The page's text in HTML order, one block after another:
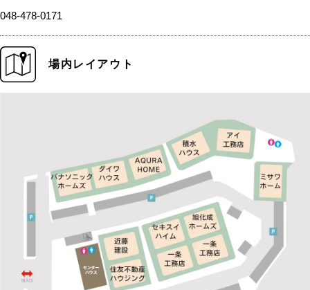
048-478-0171
場内レイアウト